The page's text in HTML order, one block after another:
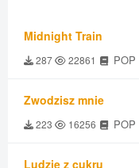
Midnight Train
287 22861 POP
Zwodzisz mnie
223 16256 POP
Ludzie z cukru